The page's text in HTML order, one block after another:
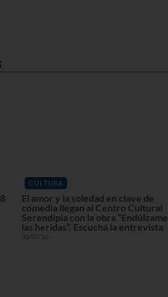
CULTURA
El amor y la soledad en clave de
comedia llegan al Centro Cultural
Serendipia con la obra “Endúlzame
las heridas”. Escuchá la entrevista
31/07/26